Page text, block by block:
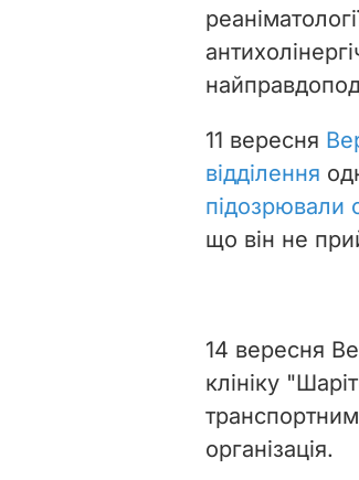
11 вересня
відділення
підозрювали
що він не
14 вересня
клініку
організація.